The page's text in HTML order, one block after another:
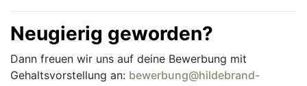
Neugierig geworden?
Dann freuen wir uns auf deine Bewerbung mit
Gehaltsvorstellung an: bewerbung@hildebrand-